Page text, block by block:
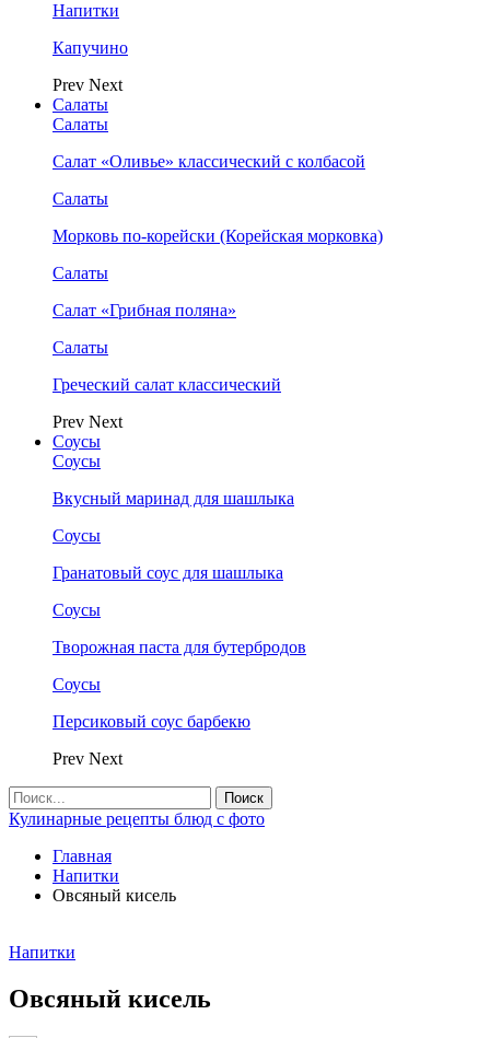
Напитки
Капучино
Prev Next
Салаты
Салаты
Салат «Оливье» классический с колбасой
Салаты
Морковь по-корейски (Корейская морковка)
Салаты
Салат «Грибная поляна»
Салаты
Греческий салат классический
Prev Next
Соусы
Соусы
Вкусный маринад для шашлыка
Соусы
Гранатовый соус для шашлыка
Соусы
Творожная паста для бутербродов
Соусы
Персиковый соус барбекю
Prev Next
Кулинарные рецепты блюд с фото
Главная
Напитки
Овсяный кисель
Напитки
Овсяный кисель